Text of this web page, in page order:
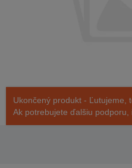
Ukončený produkt - Ľutujeme,
Ak potrebujete ďalšiu podporu,